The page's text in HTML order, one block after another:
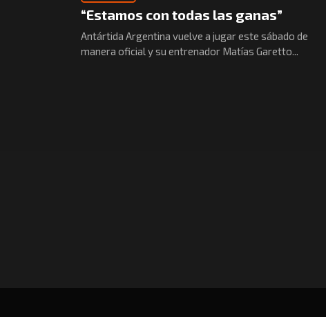
“Estamos con todas las ganas”
Antártida Argentina vuelve a jugar este sábado de
manera oficial y su entrenador Matías Garetto...